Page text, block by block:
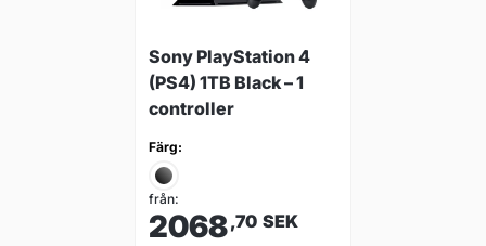
Sony PlayStation 4
(PS4) 1TB Black – 1
controller
Färg:
från:
2068,70 SEK